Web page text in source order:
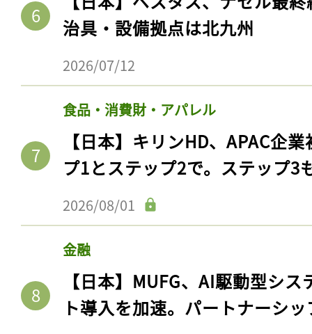
治具・設備拠点は北九州
2026/07/12
食品・消費財・アパレル
【日本】キリンHD、APAC企
プ1とステップ2で。ステップ3
2026/08/01
金融
【日本】MUFG、AI駆動型シ
ト導入を加速。パートナーシ